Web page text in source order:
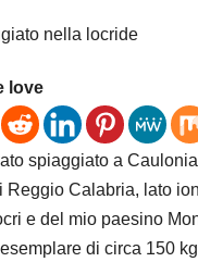
love
spiaggiato a
Reggio Calabria, lato
e del mio paesino
di circa 150 kg